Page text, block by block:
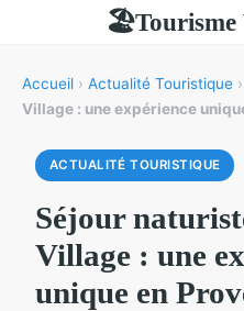
🏖Tourisme
Accueil › Actualité Touristique ›
Village : une expérience
ACTUALITÉ TOURISTIQUE
Séjour
Village : une
unique en